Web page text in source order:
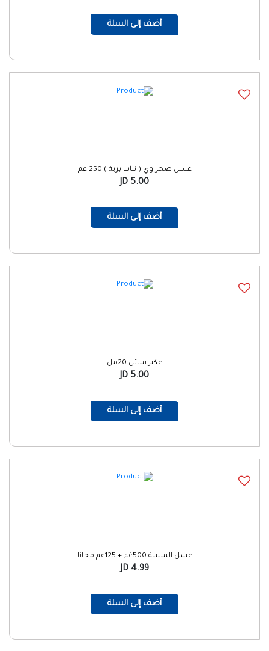
أضف إلى السلة
عسل صحراوي ( نبات برية ) 250 غم
5.00 JD
أضف إلى السلة
عكبر سائل 20مل
5.00 JD
أضف إلى السلة
عسل السنبلة 500غم + 125غم مجانا
4.99 JD
أضف إلى السلة